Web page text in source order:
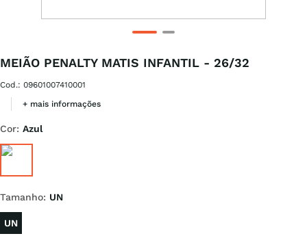
MEIÃO PENALTY MATIS INFANTIL - 26/32
Cod.: 09601007410001
+ mais informações
Cor: Azul
Tamanho: UN
UN